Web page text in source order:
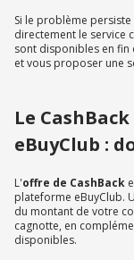
Si le problème
directement le service
sont disponibles en
et vous proposer une
Le
eBuyClub :
L'offre de CashBack
plateforme eBuyClub.
du montant de votre
cagnotte, en
disponibles.